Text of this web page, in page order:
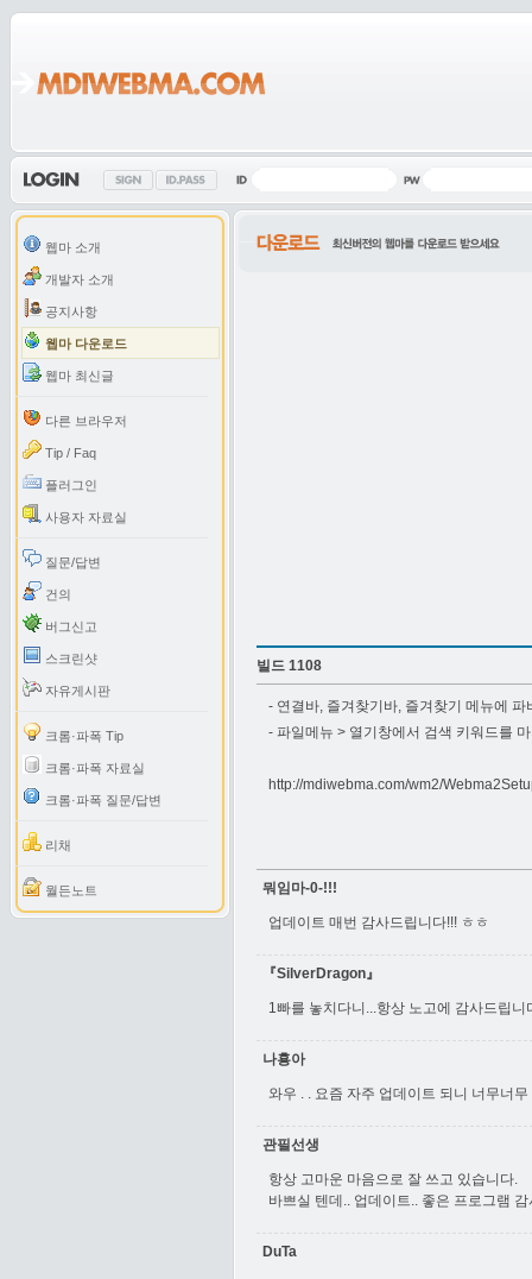
웹마 소개
개발자 소개
공지사항
웹마 다운로드
웹마 최신글
다른 브라우저
Tip / Faq
플러그인
사용자 자료실
질문/답변
건의
버그신고
스크린샷
자유게시판
크롬·파폭 Tip
크롬·파폭 자료실
크롬·파폭 질문/답변
리채
월든노트
빌드 1108
- 연결바, 즐겨찾기바, 즐겨찾기 메뉴에
- 파일메뉴 > 열기창에서 검색 키워드를
http://mdiwebma.com/wm2/
뭐임마-0-!!!
업데이트 매번 감사드립니다!!! ㅎㅎ
『SilverDragon』
1빠를 놓치다니...항상 노고에 감사드립니
나횽아
와우 . . 요즘 자주 업데이트 되니 너무너
관필선생
항상 고마운 마음으로 잘 쓰고 있습니다.
바쁘실 텐데.. 업데이트.. 좋은 프로그램
DuTa